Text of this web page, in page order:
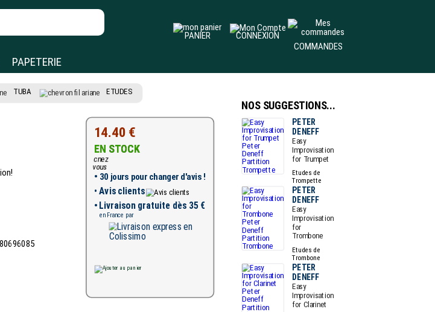
PAPETERIE
PANIER
CONNEXION
COMMANDES
TUBA ETUDES
14.40 €
EN STOCK
• 30 jours pour changer d'avis !
• Avis clients
• Livraison gratuite dès 35 €
en France par
NOS SUGGESTIONS...
PETER
DENEFF
Easy
Improvisation
for Trumpet
Etudes de
Trompette
PETER
DENEFF
Easy
Improvisation
for
Trombone
Etudes de
Trombone
PETER
DENEFF
Easy
Improvisation
for Clarinet